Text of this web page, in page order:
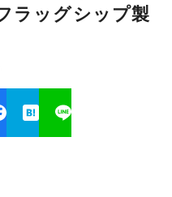
ラッグシップ製